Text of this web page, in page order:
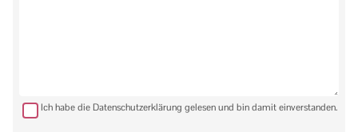
Ich habe die Datenschutzerklärung gelesen und bin damit einverstanden.